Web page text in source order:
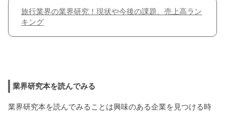
旅行業界の業界研究！現状や今後の課題、売上高ラン
キング
業界研究本を読んでみる
業界研究本を読んでみることは興味のある企業を見つける時